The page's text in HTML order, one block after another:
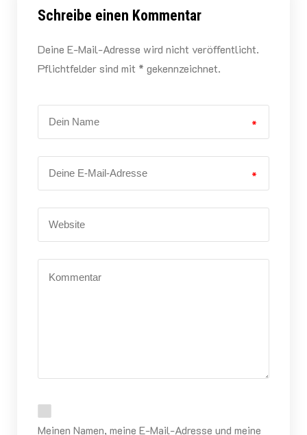
Schreibe einen Kommentar
Deine E-Mail-Adresse wird nicht veröffentlicht.
Pflichtfelder sind mit * gekennzeichnet.
*
*
Meinen Namen, meine E-Mail-Adresse und meine